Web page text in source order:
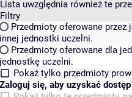
Lista uwzględnia również te
Filtry
Przedmioty oferowane przez
innej jednostki uczelni.
Przedmioty oferowane dla
jednostkę uczelni.
Pokaż tylko przedmioty
Zaloguj się, aby uzyskać